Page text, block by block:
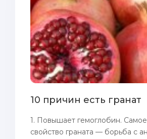
10 причин есть гранат
1. Повышает гемоглобин.
свойство граната — борьба с